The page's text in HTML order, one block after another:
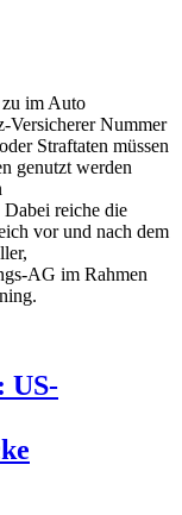
zu im Auto
Versicherer Nummer
Straftaten müssen
genutzt werden
Dabei reiche die
vor und nach dem
AG im Rahmen
US-